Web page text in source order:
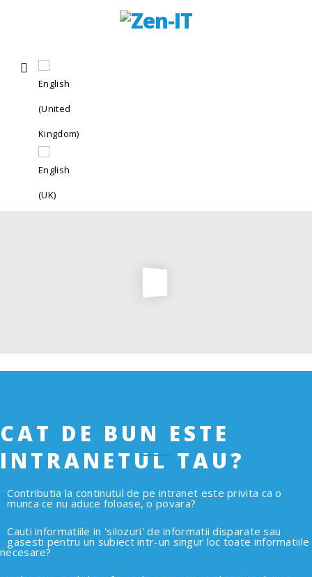
CAT DE BUN ESTE
INTRANETUL TAU?
Contributia la continutul de pe intranet este privita ca o
munca ce nu aduce foloase, o povara?
Cauti informatiile in 'silozuri' de informatii disparate sau
gasesti pentru un subiect intr-un singur loc toate informatiile
necesare?